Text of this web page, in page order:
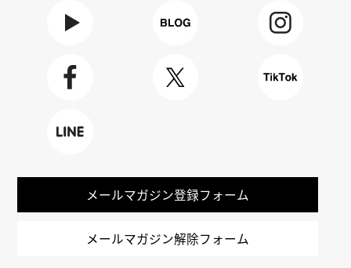
メールマガジン登録フォーム
メールマガジン解除フォーム